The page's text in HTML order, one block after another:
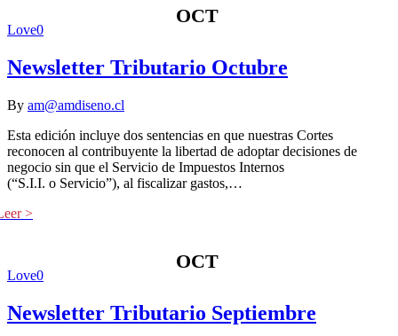
OCT
Love0
Newsletter Tributario Octubre
By am@amdiseno.cl
Esta edición incluye dos sentencias en que nuestras Cortes
reconocen al contribuyente la libertad de adoptar decisiones de
negocio sin que el Servicio de Impuestos Internos
(“S.I.I. o Servicio”), al fiscalizar gastos,…
OCT
Love0
Newsletter Tributario Septiembre